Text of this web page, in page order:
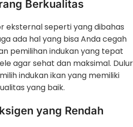
Berkualitas
eksternal seperti yang dibahas
ada hal yang bisa Anda cegah
pemilihan indukan yang tepat
agar sehat dan maksimal. Dulur
indukan ikan yang memiliki
yang baik.
yang Rendah